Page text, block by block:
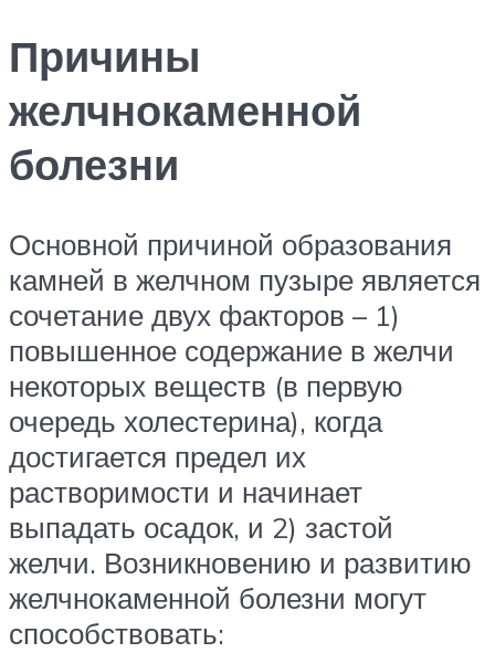
Причины
желчнокаменной
болезни
Основной причиной образования
камней в желчном пузыре является
сочетание двух факторов – 1)
повышенное содержание в желчи
некоторых веществ (в первую
очередь холестерина), когда
достигается предел их
растворимости и начинает
выпадать осадок, и 2) застой
желчи. Возникновению и развитию
желчнокаменной болезни могут
способствовать: